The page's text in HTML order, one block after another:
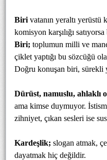
Biri vatanın yeraltı yerüstü
komisyon karşılığı
Biri; toplumun milli ve
çiklet yaptığı bu sözcüğü
Doğru konuşan biri, sürekli
Dürüst, namuslu, ahlaklı
ama kimse duymuyor.
zihniyet, çıkan sesleri ise
Kardeşlik; slogan atmak,
dayatmak hiç değildir.